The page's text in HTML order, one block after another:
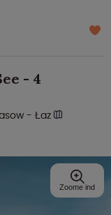
- 4
- Łaz
Zoome ind